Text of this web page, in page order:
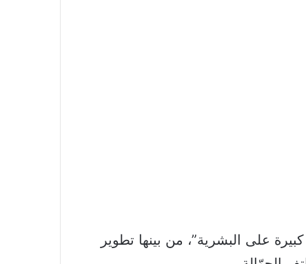
حياتنا منذ أن طُرحت عام 1991″، و”عادت بمنافع كبيرة على البشرية”، من بينها تطوير